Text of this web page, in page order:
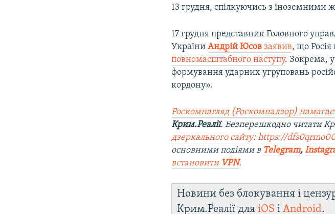
13 грудня, спілкуючись з іноземними
17 грудня представник Головного
УкраїниАндрій Юсов заявив, що
повномасштабного наступу. Зокрема, у
формування ударних угруповань
кордону».
Роскомнагляд (Роскомнадзор)
Крим.Реалії. Безперешкодно читати
дзеркального сайту:https://
основними подіями в Telegram,
встановити VPN.
Новини без блокування і
Крим.Реалії дляiOS іAndroid.